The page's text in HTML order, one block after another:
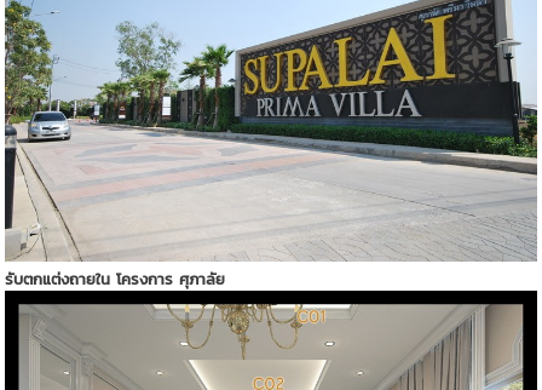
รับตกแต่งถายใน โครงการ ศุภาลัย